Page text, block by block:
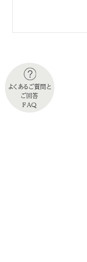
よくあるご質問と
ご回答
FAQ